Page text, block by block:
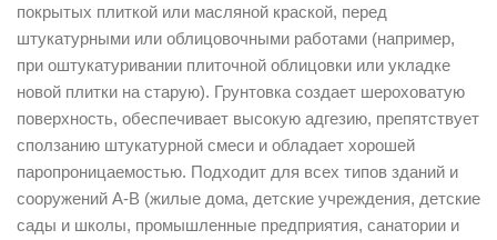
покрытых плиткой или масляной краской, перед
штукатурными или облицовочными работами (например,
при оштукатуривании плиточной облицовки или укладке
новой плитки на старую). Грунтовка создает шероховатую
поверхность, обеспечивает высокую адгезию, препятствует
сползанию штукатурной смеси и обладает хорошей
паропроницаемостью. Подходит для всех типов зданий и
сооружений А-В (жилые дома, детские учреждения, детские
сады и школы, промышленные предприятия, санатории и